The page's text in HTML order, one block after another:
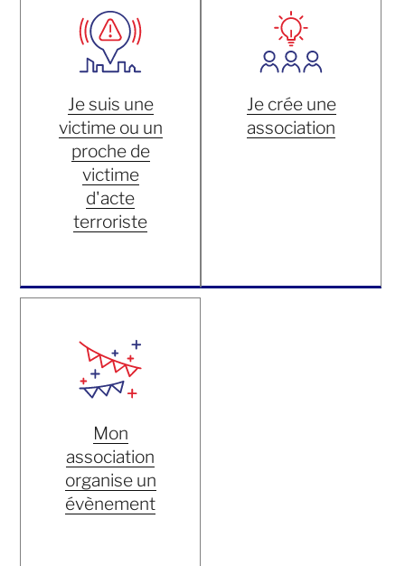
Je suis une
victime ou un
proche de
victime
d'acte
terroriste
Je crée une
association
Mon
association
organise un
évènement